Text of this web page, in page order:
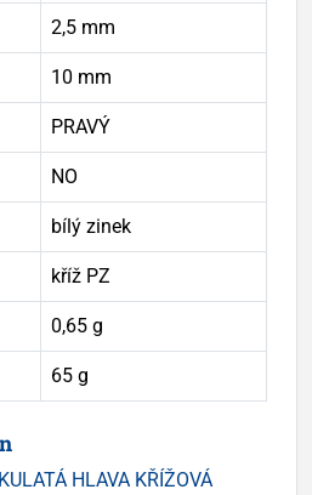
2,5 mm
10 mm
PRAVÝ
NO
bílý zinek
kříž PZ
0,65 g
65 g
HLAVA KŘÍŽOVÁ